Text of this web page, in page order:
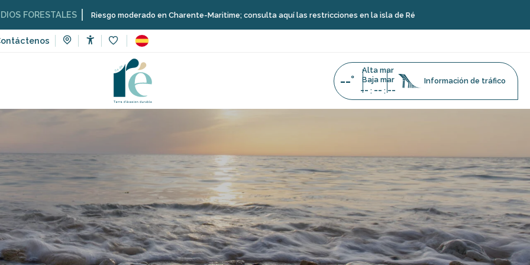
Riesgo moderado en Charente-Maritime; consulta aquí las restricciones en la isla de Ré
--°
Alta mar
Baja mar
-- : -- : --
Información de tráfico